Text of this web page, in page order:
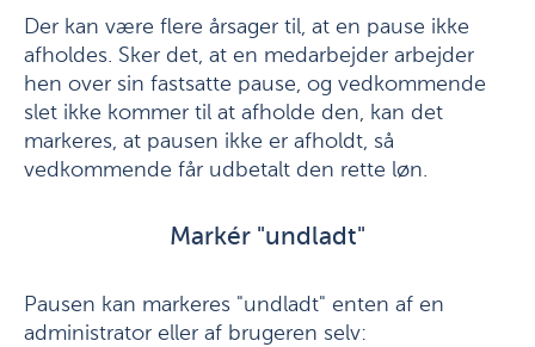
Der kan være flere årsager til, at en pause ikke
afholdes. Sker det, at en medarbejder arbejder
hen over sin fastsatte pause, og vedkommende
slet ikke kommer til at afholde den, kan det
markeres, at pausen ikke er afholdt, så
vedkommende får udbetalt den rette løn.
Markér "undladt"
Pausen kan markeres "undladt" enten af en
administrator eller af brugeren selv: